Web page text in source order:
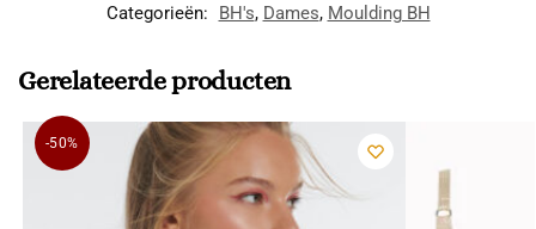
Categorieën:
BH's, Dames, Moulding BH
Gerelateerde producten
-50%